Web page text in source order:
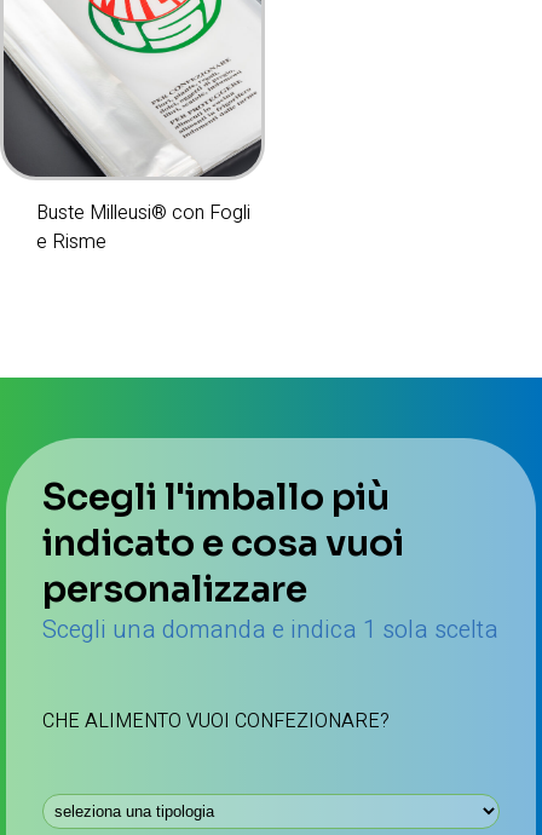
Buste Milleusi® con Fogli
e Risme
Scegli l'imballo più
indicato e cosa vuoi
personalizzare
Scegli una domanda e indica 1 sola scelta
CHE ALIMENTO VUOI CONFEZIONARE?